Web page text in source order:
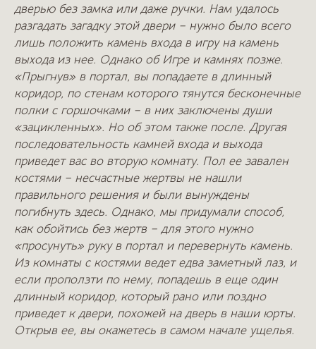
дверью без замка или даже ручки. Нам удалось
разгадать загадку этой двери – нужно было всего
лишь положить камень входа в игру на камень
выхода из нее. Однако об Игре и камнях позже.
«Прыгнув» в портал, вы попадаете в длинный
коридор, по стенам которого тянутся бесконечные
полки с горшочками – в них заключены души
«зацикленных». Но об этом также после. Другая
последовательность камней входа и выхода
приведет вас во вторую комнату. Пол ее завален
костями – несчастные жертвы не нашли
правильного решения и были вынуждены
погибнуть здесь. Однако, мы придумали способ,
как обойтись без жертв – для этого нужно
«просунуть» руку в портал и перевернуть камень.
Из комнаты с костями ведет едва заметный лаз, и
если проползти по нему, попадешь в еще один
длинный коридор, который рано или поздно
приведет к двери, похожей на дверь в наши юрты.
Открыв ее, вы окажетесь в самом начале ущелья.